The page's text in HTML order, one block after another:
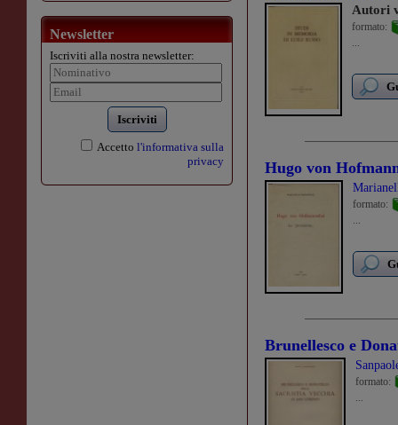
Newsletter
Iscriviti alla nostra newsletter:
Iscriviti
Accetto l'informativa sulla
privacy
Autori
formato:
...
Hugo von
formato:
...
Brunellesco e
formato:
...